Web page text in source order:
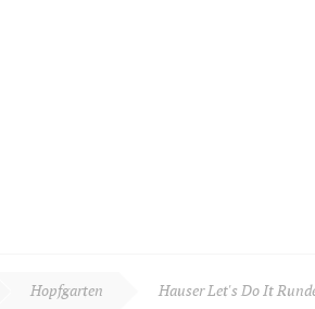
Hopfgarten Hauser Let's Do It